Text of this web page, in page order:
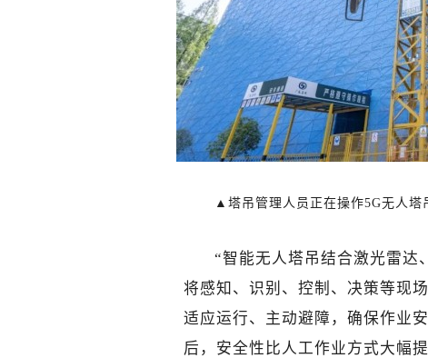
▲塔吊管理人员正在操作5G无人塔
“智能无人塔吊结合激光雷达
将感知、识别、控制、决策等现
适应运行、主动避障，确保作业
后，安全性比人工作业方式大幅